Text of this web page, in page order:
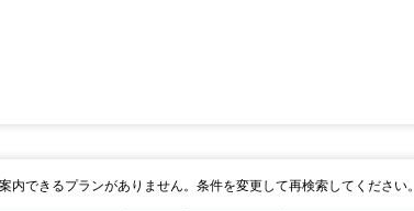
内できるプランがありません。条件を変更して再検索してください。